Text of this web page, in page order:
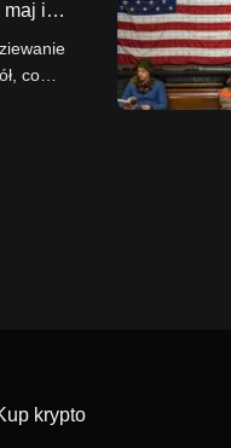
maj i
co
krypto